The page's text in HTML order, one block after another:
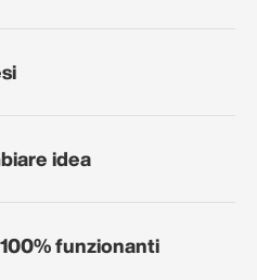
idea
funzionanti